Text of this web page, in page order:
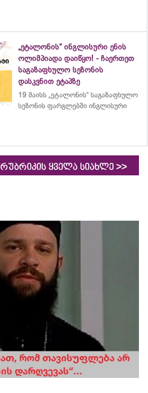
„ეტალონის“ ინგლისური ენის
ოლიმპიადა დაიწყო! - ჩაერთეთ
საგაზაფხულო სეზონის
დასკვნით ეტაპზე
19 მაისს „ეტალონის“ საგაზაფხულო
სეზონის ფარგლებში ინგლისური
რუბრიკის ყველა სიახლე >>